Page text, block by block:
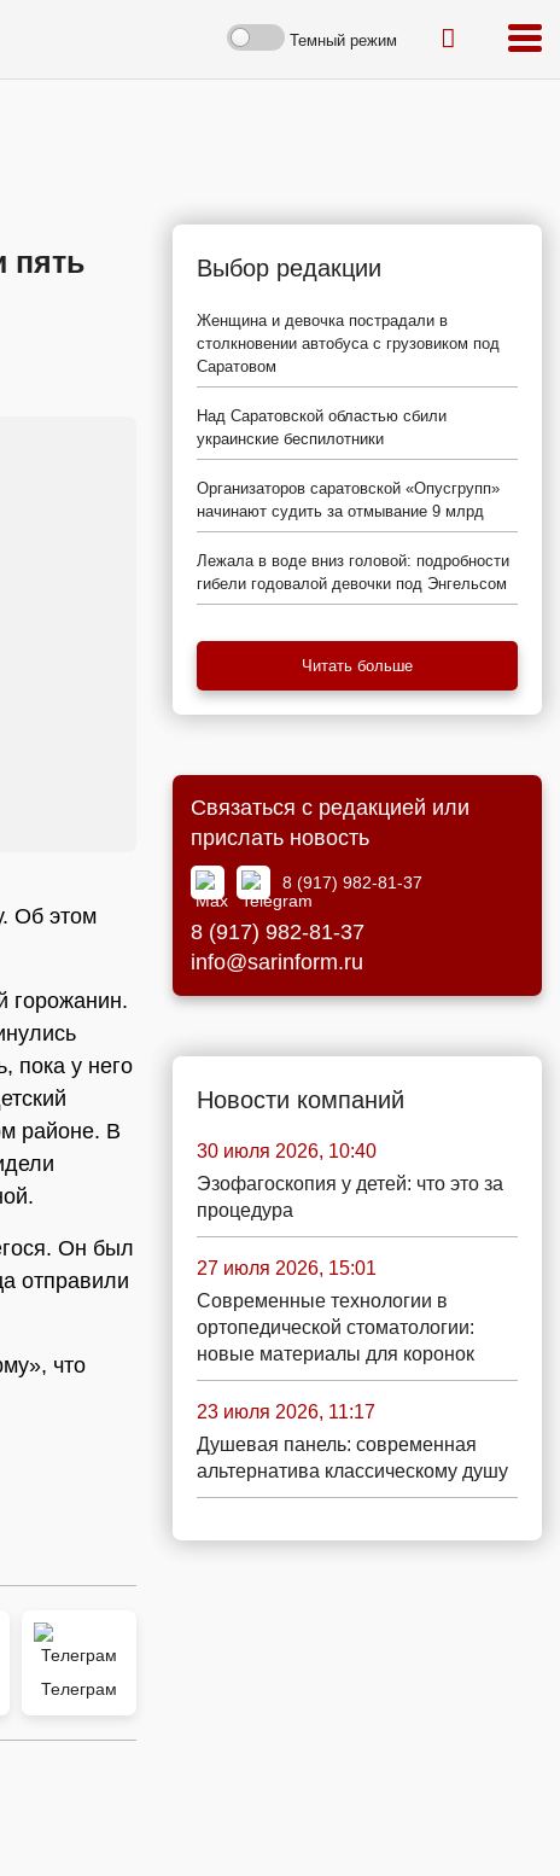
Темный режим
пять
Об этом
горожанин.
пока у него
районе. В
Он был
отправили
что
Телеграм
Выбор редакции
Женщина и девочка пострадали в
столкновении автобуса с грузовиком под
Саратовом
Над Саратовской областью сбили
украинские беспилотники
Организаторов саратовской «Опусгрупп»
начинают судить за отмывание 9 млрд
Лежала в воде вниз головой: подробности
гибели годовалой девочки под Энгельсом
Читать больше
Связаться с редакцией или
прислать новость
8 (917) 982-81-37
8 (917) 982-81-37
info@sarinform.ru
Новости компаний
30 июля 2026, 10:40
Эзофагоскопия у детей: что это за
процедура
27 июля 2026, 15:01
Современные технологии в
ортопедической стоматологии:
новые материалы для коронок
23 июля 2026, 11:17
Душевая панель: современная
альтернатива классическому душу